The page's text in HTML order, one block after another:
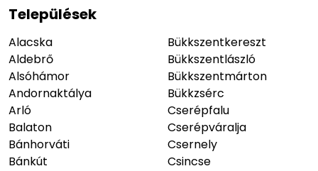
Települések
Alacska
Aldebrő
Alsóhámor
Andornaktálya
Arló
Balaton
Bánhorváti
Bánkút
Bükkszentkereszt
Bükkszentlászló
Bükkszentmárton
Bükkzsérc
Cserépfalu
Cserépváralja
Csernely
Csincse